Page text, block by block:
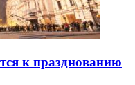
к празднованию